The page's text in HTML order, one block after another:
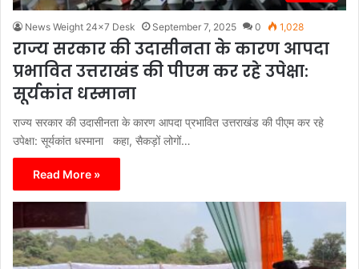
News Weight 24x7 Desk September 7, 2025 0 1,028
राज्य सरकार की उदासीनता के कारण आपदा
प्रभावित उत्तराखंड की पीएम कर रहे उपेक्षा:
सूर्यकांत धस्माना
राज्य सरकार की उदासीनता के कारण आपदा प्रभावित उत्तराखंड की पीएम कर रहे
उपेक्षा: सूर्यकांत धस्माना कहा, सैकड़ों लोगों…
Read More »